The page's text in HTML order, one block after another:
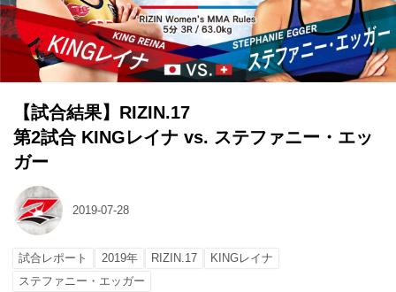
【試合結果】RIZIN.17
第2試合 KINGレイナ vs. ステファニー・エッ
ガー
2019-07-28
試合レポート 2019年 RIZIN.17
KINGレイナ
ステファニー・エッガー